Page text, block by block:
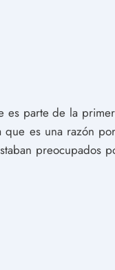
es parte de la
que es una razón
preocupados